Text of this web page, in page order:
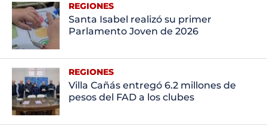
REGIONES
Santa Isabel realizó su primer
Parlamento Joven de 2026
REGIONES
Villa Cañás entregó 6.2 millones de
pesos del FAD a los clubes